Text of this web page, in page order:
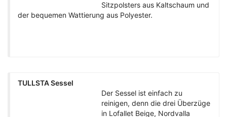
Sitzpolsters aus Kaltschaum und
der bequemen Wattierung aus Polyester.
TULLSTA Sessel
Der Sessel ist einfach zu
reinigen, denn die drei Überzüge
in Lofallet Beige, Nordvalla